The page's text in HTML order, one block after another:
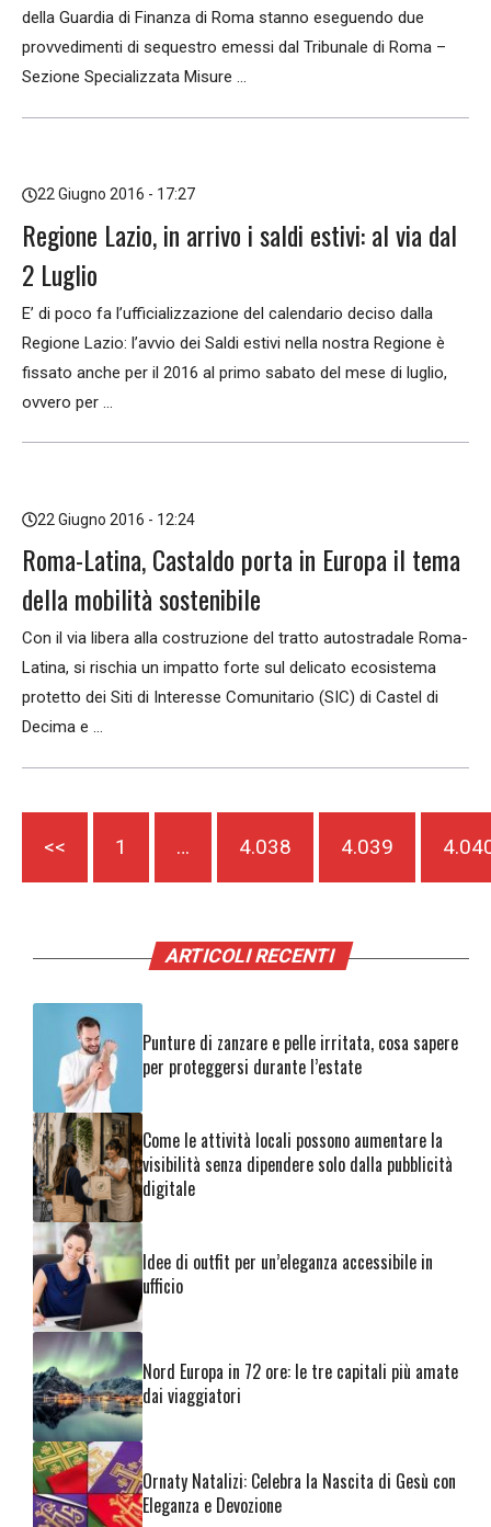
della Guardia di Finanza di Roma stanno eseguendo due
provvedimenti di sequestro emessi dal Tribunale di Roma –
Sezione Specializzata Misure ...
22 Giugno 2016 - 17:27
Regione Lazio, in arrivo i saldi estivi: al via dal
2 Luglio
E’ di poco fa l’ufficializzazione del calendario deciso dalla
Regione Lazio: l’avvio dei Saldi estivi nella nostra Regione è
fissato anche per il 2016 al primo sabato del mese di luglio,
ovvero per ...
22 Giugno 2016 - 12:24
Roma-Latina, Castaldo porta in Europa il tema
della mobilità sostenibile
Con il via libera alla costruzione del tratto autostradale Roma-
Latina, si rischia un impatto forte sul delicato ecosistema
protetto dei Siti di Interesse Comunitario (SIC) di Castel di
Decima e ...
<< 1 … 4.038 4.039
ARTICOLI RECENTI
Punture di zanzare e pelle irritata, cosa sapere
per proteggersi durante l’estate
Come le attività locali possono aumentare la
visibilità senza dipendere solo dalla pubblicità
digitale
Idee di outfit per un’eleganza accessibile in
ufficio
Nord Europa in 72 ore: le tre capitali più amate
dai viaggiatori
Ornaty Natalizi: Celebra la Nascita di Gesù con
Eleganza e Devozione